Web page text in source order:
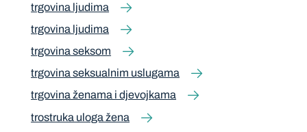
trgovina ljudima
trgovina ljudima
trgovina seksom
trgovina seksualnim uslugama
trgovina ženama i djevojkama
trostruka uloga žena